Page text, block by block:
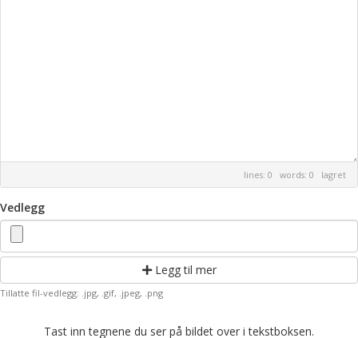
lines: 0 words: 0 lagret
Vedlegg
Legg til mer
Tillatte fil-vedlegg: .jpg, .gif, .jpeg, .png
Tast inn tegnene du ser på bildet over i tekstboksen.